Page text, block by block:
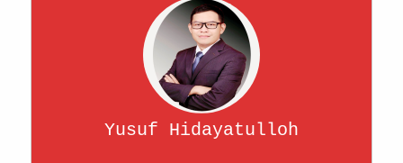
Yusuf Hidayatulloh